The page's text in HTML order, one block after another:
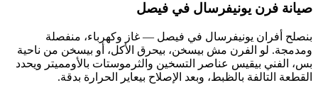
صيانة فرن يونيفرسال في فيصل
بنصلح أفران يونيفرسال في فيصل — غاز وكهرباء، منفصلة
ومدمجة. لو الفرن مش بيسخن، بيحرق الأكل، أو بيسخن من ناحية
بس، الفني بيقيس عناصر التسخين والثرموستات بالأومميتر ويحدد
القطعة التالفة بالظبط، وبعد الإصلاح بيعاير الحرارة بدقة.